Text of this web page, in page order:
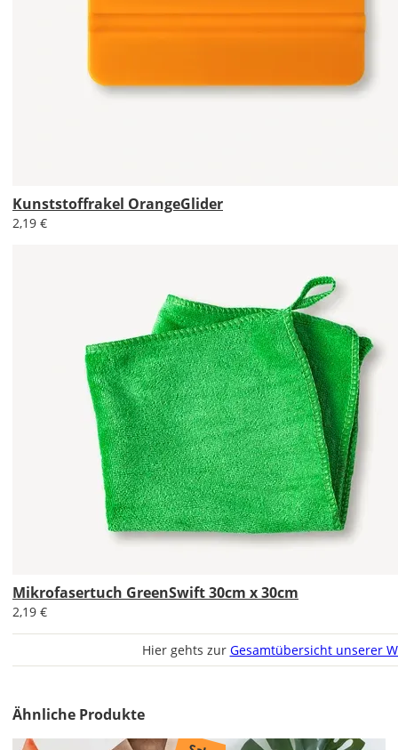
Economy
1,99 EUR
ohne
Produktionsaufschlag
Versandkosten 1,99
EUR
Priority
Deutschland
Produktionsaufschlag
Express
Deutschland
Kunststoffrakel OrangeGlider
2,19 €
Mikrofasertuch GreenSwift 30cm x 30cm
2,19 €
Hier gehts zur Gesamtübersicht unserer
Ähnliche Produkte